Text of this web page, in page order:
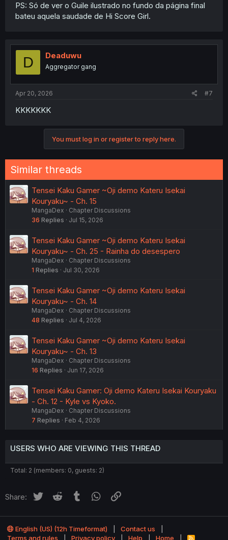
PS: Só de ver o Guile ilustrado no fundo da página final
bateu aquela saudade de Hi Score Girl.
D Deaduwu
Aggregator gang
Apr 20, 2026 #7
KKKKKKK
You must log in or register to reply here.
Similar threads
Tensei Kaku Gamer ~Oji demo Kateru Isekai
Kouryaku~ - Ch. 15
MangaDex
Chapter Discussions
36 Replies Jul 15, 2026
Tensei Kaku Gamer ~Oji demo Kateru Isekai
Kouryaku~ - Ch. 25 - Rainha do desespero
MangaDex
Chapter Discussions
1 Replies Jul 30, 2026
Tensei Kaku Gamer ~Oji demo Kateru Isekai
Kouryaku~ - Ch. 14
MangaDex
Chapter Discussions
48 Replies Jul 4, 2026
Tensei Kaku Gamer ~Oji demo Kateru Isekai
Kouryaku~ - Ch. 13
MangaDex
Chapter Discussions
16 Replies Jun 17, 2026
Tensei Kaku Gamer: Oji demo Kateru Isekai Kouryaku
- Ch. 12 - Kyle vs Kyoko.
MangaDex
Chapter Discussions
7 Replies Feb 4, 2026
USERS WHO ARE VIEWING THIS THREAD
Total: 2 (members: 0, guests: 2)
Share: Twitter Reddit Tumblr WhatsApp
English (US) (12h Timeformat)
Contact us
Terms and rules
Privacy policy Help Home R